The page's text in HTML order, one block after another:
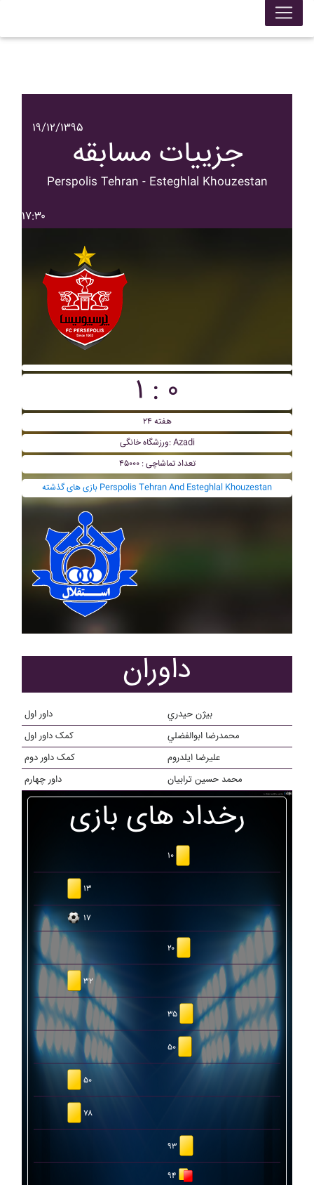
۱۹/۱۲/۱۳۹۵
جزییات مسابقه
Perspolis Tehran - Esteghlal Khouzestan
۱۷:۳۰
۱ : ۰
هفته ۲۴
ورزشگاه خانگی: Azadi
تعداد تماشاچی : ۴۵۰۰۰
بازی های گذشته Perspolis Tehran And Esteghlal Khouzestan
داوران
داور اول
بيژن حيدري
کمک داور اول
محمدرضا ابوالفضلي
کمک داور دوم
عليرضا ايلدروم
داور چهارم
محمد حسين ترابيان
رخداد های بازی
۱۰
۱۳
۱۷
۲۰
۳۲
۳۵
۵۰
۵۰
۷۸
۹۳
۹۴